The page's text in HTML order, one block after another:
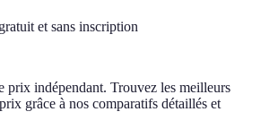
et sans inscription
prix indépendant. Trouvez les meilleurs
grâce à nos comparatifs détaillés et